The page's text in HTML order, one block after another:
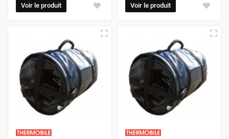
Voir le produit Voir le produit